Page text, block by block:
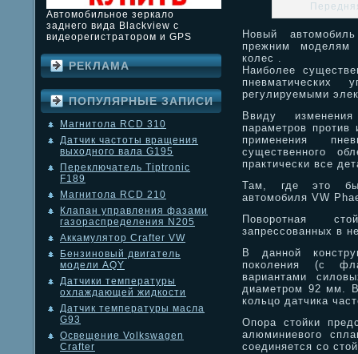
Автомобильное зеркало
заднего вида Blackview с
видеорегистратором и GPS
РЕКЛАМА
ПОПУЛЯРНЫЕ ЗАПИСИ
Магнитола RCD 310
Датчик частоты вращения
выходного вала G195
Переключатель Tiptronic
F189
Магнитола RCD 210
Клапан управления фазами
газораспределения N205
Аккамулятор Crafter VW
Бензиновый двигатель
модели AQY
Датчики температуры
охлаждающей жидкости
Датчик температуры масла
G93
Освещение Volkswagen
Crafter
Новый
прежним моделям
колес .
Наиболее
регулируемыми
Ввиду
параметров
применения
существенного
практически все
Там, где это
автомобиля VW
Поворотная
запрессованных в
В данной
поколения (с
вариантами
диаметром 92 мм.
кольцо датчика
Опора стойки
алюминиевого
соединяется со